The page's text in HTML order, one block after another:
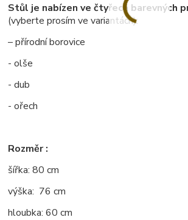
Stůl je nabízen ve čtyřech barevných
(vyberte prosím ve variantách):
– přírodní borovice
- olše
- dub
- ořech
Rozměr :
šířka: 80 cm
výška: 76 cm
hloubka: 60 cm